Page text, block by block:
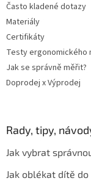
Často kladené dotazy
Materiály
Certifikáty
Testy ergonomického
Jak se správně měřit?
Doprodej x Výprodej
Rady, tipy,
Jak vybrat
Jak oblékat dítě